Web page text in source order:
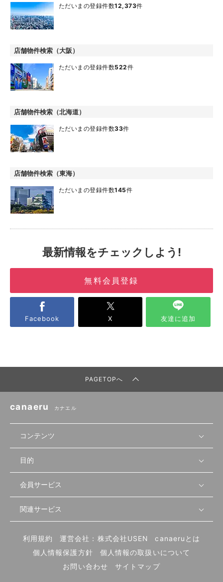
ただいまの登録件数12,373件
店舗物件検索（大阪）
ただいまの登録件数522件
店舗物件検索（北海道）
ただいまの登録件数33件
店舗物件検索（東海）
ただいまの登録件数145件
最新情報をチェックしよう!
無料会員登録
Facebook X 友達に追加
PAGETOPへ
canaeru カナエル
コンテンツ
無料開業相談
セミナー情報
セミナー動画
物件を探す
首都圏
北海道
先輩開業者の声
開業・経営に関する記事
編集ポリシー
業態別の開業方法
目的
店舗運営
物件
内装・設備
食材・仕入れ
会員サービス
会員登録
ログイン
関連サービス
飲食店サクセスガイド（外部サイト）
利用規約 運営会社：株式会社USEN
canaeruとは
個人情報保護方針
個人情報の取扱いについて
お問い合わせ
サイトマップ